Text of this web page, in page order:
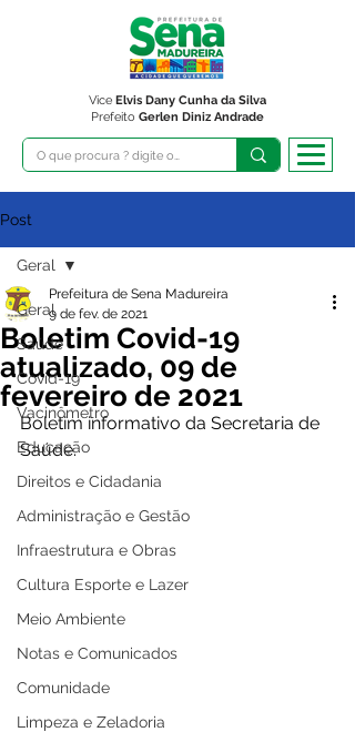
Prefeito Gerlen Diniz Andrade
Vice Elvis Dany Cunha da Silva
Post
Geral
Saúde
Covid-19
Vacinômetro
Educação
Direitos e Cidadania
Administração e Gestão
Infraestrutura e Obras
Cultura Esporte e Lazer
Meio Ambiente
Notas e Comunicados
Comunidade
Limpeza e Zeladoria
Geral
Boletim Covid-19
atualizado, 09 de
fevereiro de 2021
Prefeitura de Sena Madureira
9 de fev. de 2021
Boletim informativo da Secretaria de
Saúde.